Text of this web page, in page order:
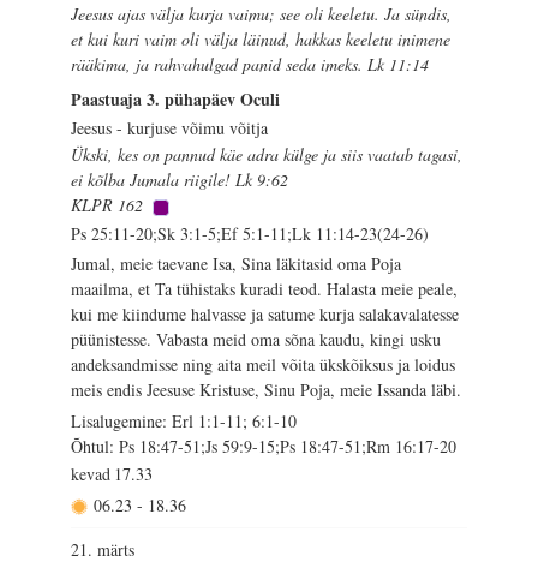
Jeesus ajas välja kurja vaimu; see oli keeletu. Ja sündis,
et kui kuri vaim oli välja läinud, hakkas keeletu inimene
rääkima, ja rahvahulgad panid seda imeks. Lk 11:14
Paastuaja 3. pühapäev Oculi
Jeesus - kurjuse võimu võitja
Ükski, kes on pannud käe adra külge ja siis vaatab tagasi,
ei kõlba Jumala riigile! Lk 9:62
KLPR 162
Ps 25:11-20;Sk 3:1-5;Ef 5:1-11;Lk 11:14-23(24-26)
Jumal, meie taevane Isa, Sina läkitasid oma Poja
maailma, et Ta tühistaks kuradi teod. Halasta meie peale,
kui me kiindume halvasse ja satume kurja salakavalatesse
püünistesse. Vabasta meid oma sõna kaudu, kingi usku
andeksandmisse ning aita meil võita ükskõiksus ja loidus
meis endis Jeesuse Kristuse, Sinu Poja, meie Issanda läbi.
Lisalugemine: Erl 1:1-11; 6:1-10
Õhtul: Ps 18:47-51;Js 59:9-15;Ps 18:47-51;Rm 16:17-20
kevad 17.33
06.23 - 18.36
21. märts